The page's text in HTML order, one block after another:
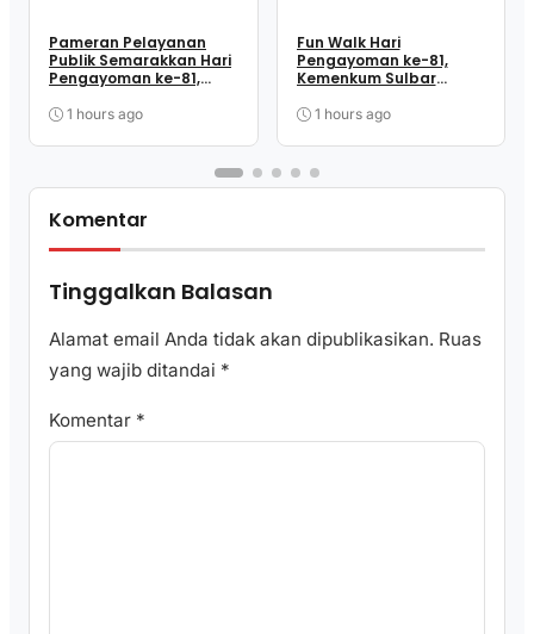
Pameran Pelayanan
Publik Semarakkan Hari
Pengayoman ke-81,
Dekatkan Layanan ke
1 hours ago
Fun Walk Hari
Pengayoman ke-81,
Kemenkum Sulbar
Perkuat Kebersamaan
1 hours ago
Komentar
Tinggalkan Balasan
Alamat email Anda tidak akan dipublikasikan. Ruas
yang wajib ditandai *
Komentar *